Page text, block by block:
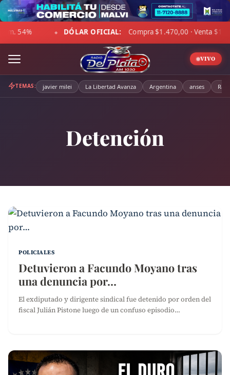
Skip
to
content
OFICIAL: Compra $1.470,00 · Venta $1.521,00 ◆ ☁ LA
VIVO
TEMAS: javier milei La Libertad Avanza Argentina anses
Detención
POLICIALES
Detuvieron a Facundo Moyano tras
una denuncia por…
El exdiputado y dirigente sindical fue detenido por orden del
fiscal Julián Pistone luego de un confuso episodio…